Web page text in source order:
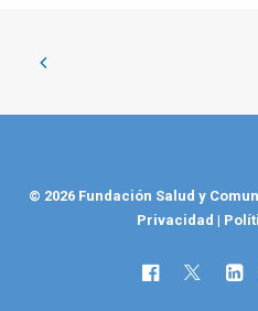
© 2026 Fundación Salud y
Privacidad |